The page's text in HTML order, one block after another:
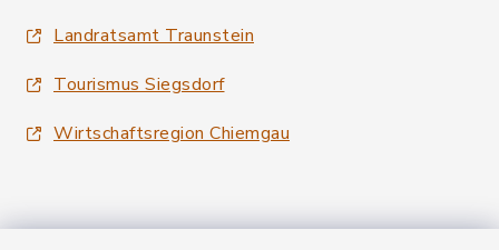
Landratsamt Traunstein
Tourismus Siegsdorf
Wirtschaftsregion Chiemgau